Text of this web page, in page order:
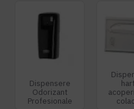
Dispensere
Odorizant
Profesionale